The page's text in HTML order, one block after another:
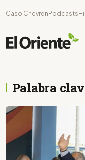
Caso Chevron Podcasts
Palabra